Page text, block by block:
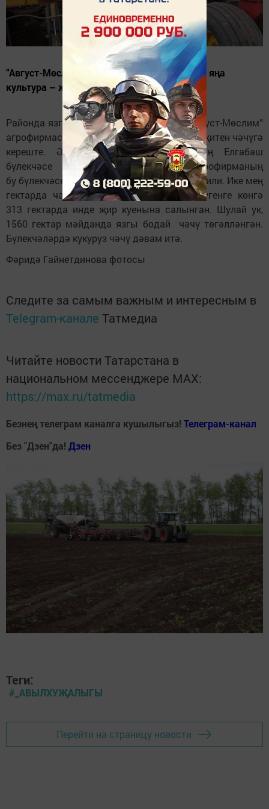
“Август-Мөслим” агрофирмасы бу көннәрдә яңа
культура – җитен чәчүгә кереште.
Районда язгы кыр эшләре дәвам итә. “Август-Мөслим”
агрофирмасы бу көннәрдә яңа культура – җитен чәчүгә
кереште. Әлеге культура агрофирманың Елгабаш
бүлекчәсе басуларында чәчелә. Агрофирманың
бу бүлекчәсе 16008 гектар җир мәйданны били. Ике мең
гектарда чәчеләчәк җитен культурасы бүгенге көнгә
313 гектарда инде җир куенына салынган. Шулай ук,
1560 гектар мәйданда язгы бодай чәчү төгәлләнгән.
Бүлекчәләрдә кукуруз чәчү дәвам итә.
Фәридә Гайнетдинова фотосы
Следите за самым важным и интересным в
Telegram-канале Татмедиа
Читайте новости Татарстана в
национальном мессенджере MАХ:
https://max.ru/tatmedia
Безнең телеграм каналга кушылыгыз! Телеграм-канал
Без "Дзен"да! Дзен
Теги:
#_АВЫЛХУҖАЛЫГЫ
Перейти на страницу новости